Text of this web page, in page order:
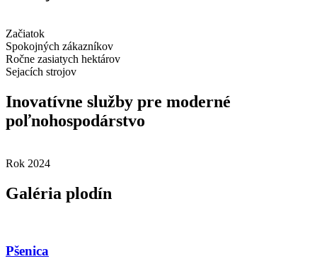
Začiatok
Spokojných zákazníkov
Ročne zasiatych hektárov
Sejacích strojov
Inovatívne služby pre moderné
poľnohospodárstvo
Rok 2024
Galéria plodín
Pšenica